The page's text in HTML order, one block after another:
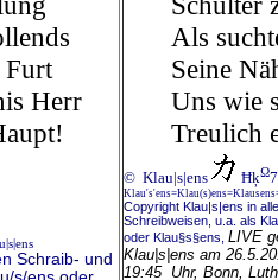
Furt
Herr
Schraib- und
Als
Seine
Uns wie
Treulich
© Klau|s|ens ĦķΩ7
Copyright Klau|s|ens in
Schreibweisen, u.a. als
oder Klau§s§ens, LIVE
Klau|s|ens am
19:45 Uhr, Bonn,